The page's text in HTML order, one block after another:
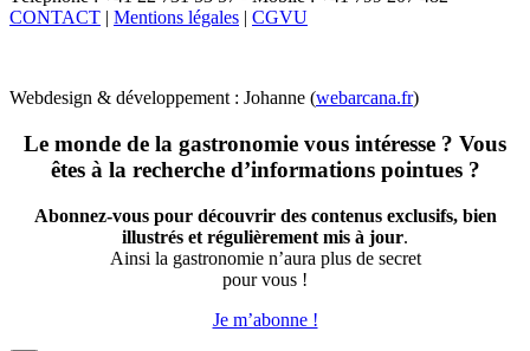
CONTACT | Mentions légales | CGVU
Webdesign & développement : Johanne (webarcana.fr)
Le monde de la gastronomie vous intéresse ? Vous
êtes à la recherche d’informations pointues ?
Abonnez-vous pour découvrir des contenus exclusifs, bien
illustrés et régulièrement mis à jour.
Ainsi la gastronomie n’aura plus de secret
pour vous !
Je m’abonne !